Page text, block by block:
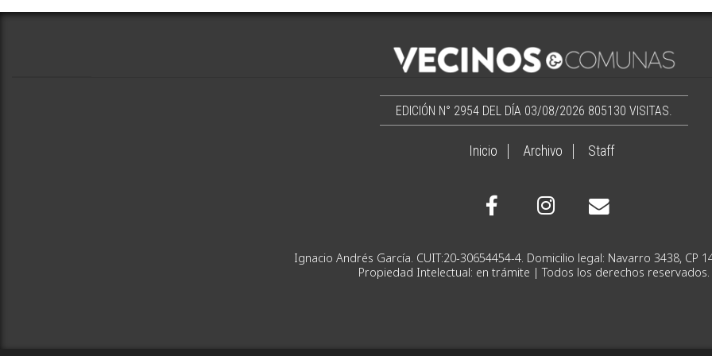
EDICIÓN N° 2954 DEL DÍA 03/08/2026 805130 VISITAS.
Inicio Archivo Staff
Ignacio Andrés García. CUIT:20-30654454-4. Domicilio
Propiedad Intelectual: en trámite | Todos los derechos reservados.